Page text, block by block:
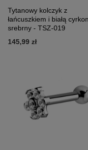
Tytanowy kolczyk z
łańcuszkiem i białą
srebrny - TSZ-019
145,99 zł